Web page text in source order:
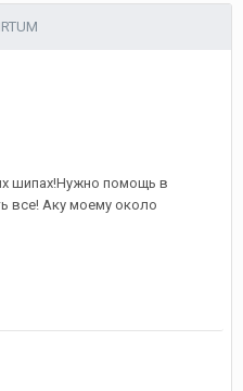
шипах!Нужно помощь в
все! Аку моему около